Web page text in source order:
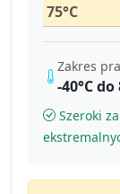
75°C
Zakres
-40°C do
Szeroki